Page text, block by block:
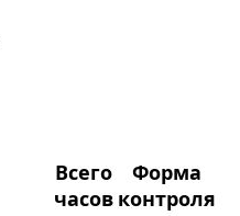
Всего
часов
Форма
контроля